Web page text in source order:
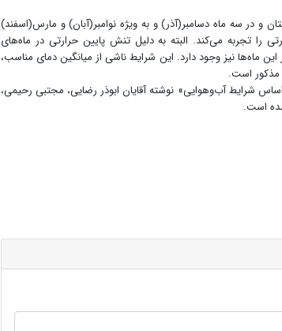
و در سه ماه دسامبر(آذر) و به ویژه نوامبر(آبان) و مارس(اسفند)
تجربه می‌کند. البته به دلیل تنش پایین حرارتی در ماه‌های
ماه‌ها نیز وجود دارد. این شرایط ناشی از میانگین دمای مناسب،
مذکور است.
اساس شرایط آب‌وهوایی» نوشته آقایان ابوذر رضایی، مجتبی رحیمی،